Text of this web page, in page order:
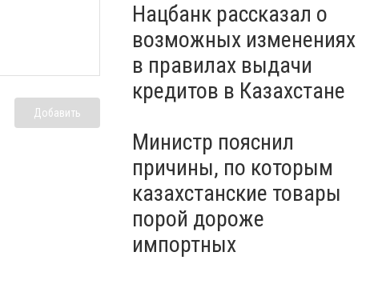
Добавить
Нацбанк рассказал о
возможных изменениях
в правилах выдачи
кредитов в Казахстане
Министр пояснил
причины, по которым
казахстанские товары
порой дороже
импортных